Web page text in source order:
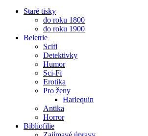
Staré tisky
do roku 1800
do roku 1900
Beletrie
Scifi
Detektivky
Humor
Sci-Fi
Erotika
Pro ženy
Harlequin
Antika
Horror
Bibliofilie